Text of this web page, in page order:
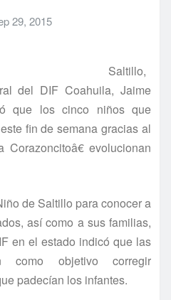
29, 2015
Saltillo,
del DIF Coahuila, Jaime
que los cinco niños que
fin de semana gracias al
evolucionan
de Saltillo para conocer a
así­ como a sus familias,
en el estado indicó que las
como objetivo corregir
padecí­an los infantes.